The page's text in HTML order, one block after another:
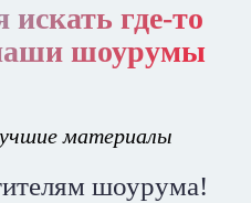
где-то
шоурумы
материалы
шоурума!